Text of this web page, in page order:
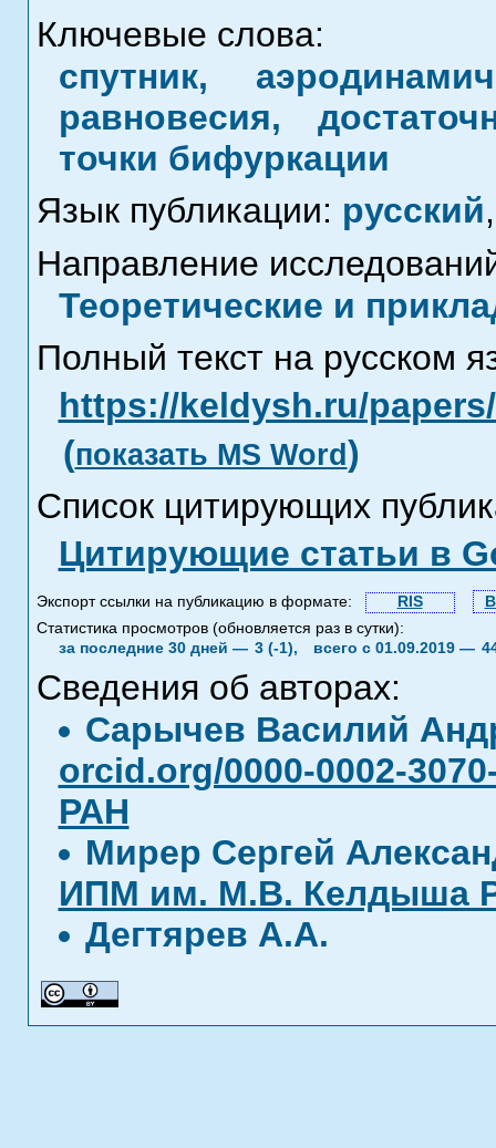
Ключевые слова:
спутник,
равновесия,
точки бифуркации
Язык публикации: русский,
Направление
Теоретические и
Полный текст на русском
https://keldysh.ru/
(показать MS Word )
Список цитирующих
Цитирующие статьи в
Экспорт ссылки на публикацию в формате: RIS
Статистика просмотров (обновляется раз в сутки):
за последние 30 дней — 3 (-1), всего с 01.09.2019 —
Сведения об авторах:
Сарычев Василий
orcid.org/0000-0002-
РАН
Мирер Сергей
ИПМ им. М.В. Келдыша
Дегтярев А.А.